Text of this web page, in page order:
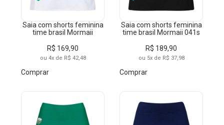
Saia com shorts feminina
time brasil Mormaii
R$ 169,90
ou 4x de R$ 42,48
Comprar
Saia com shorts feminina
time brasil Mormaii 041s
R$ 189,90
ou 5x de R$ 37,98
Comprar